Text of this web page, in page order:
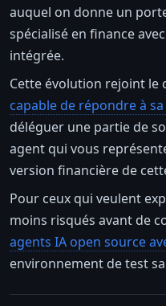
auquel on donne un
spécialisé en finance
intégrée.
Cette évolution rejoint le
capable de répondre à
déléguer une partie de
agent qui vous
version financière de
Pour ceux qui veulent
moins risqués avant de
agents IA open source
environnement de test